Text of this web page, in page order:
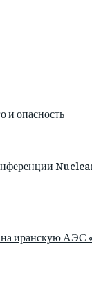
и опасность
на иранскую АЭС